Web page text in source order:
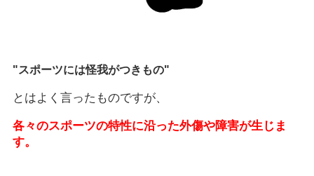
"スポーツには怪我がつきもの"
とはよく言ったものですが、
各々のスポーツの特性に沿った外傷や障害が生じま
す。